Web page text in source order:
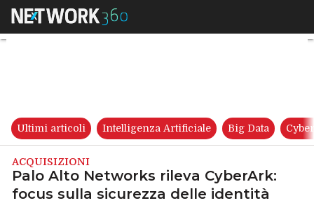
Palo Alto Networks rileva
Ultimi articoli Intelligenza Artificiale Big Data
ACQUISIZIONI
Palo Alto Networks rileva CyberArk:
focus sulla sicurezza delle identità